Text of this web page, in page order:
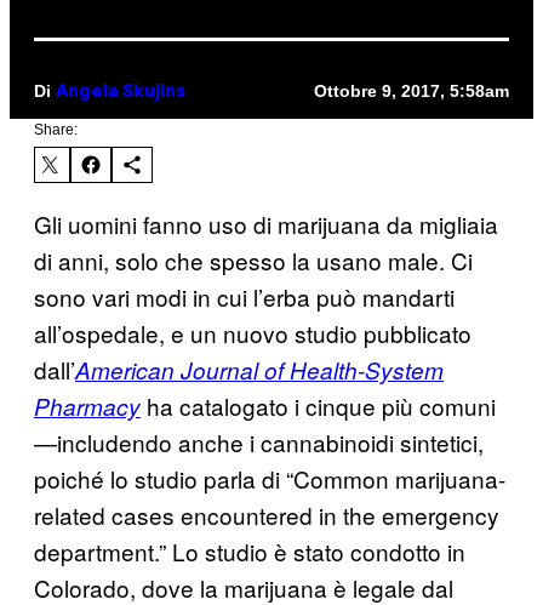
Di Angela Skujins Ottobre 9, 2017, 5:58am
Share:
Gli uomini fanno uso di marijuana da migliaia
di anni, solo che spesso la usano male. Ci
sono vari modi in cui l’erba può mandarti
all’ospedale, e un nuovo studio pubblicato
dall’American Journal of Health-System
Pharmacy ha catalogato i cinque più comuni
—includendo anche i cannabinoidi sintetici,
poiché lo studio parla di “Common marijuana-
related cases encountered in the emergency
department.” Lo studio è stato condotto in
Colorado, dove la marijuana è legale dal